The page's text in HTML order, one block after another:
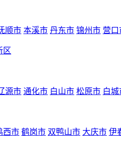
顺市 本溪市 丹东市 锦州市 营口
区
源市 通化市 白山市 松原市 白城
西市 鹤岗市 双鸭山市 大庆市 伊